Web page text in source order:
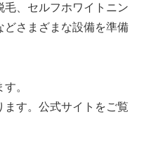
毛、セルフホワイトニン
どさまざまな設備を準備
。
す。公式サイトをご覧